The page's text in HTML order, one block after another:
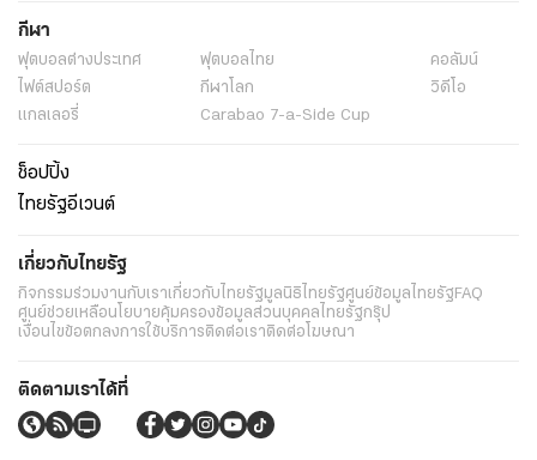
กีฬา
ฟุตบอลต่่างประเทศ ฟุตบอลไทย
คอลัมน์
ไฟต์สปอร์ต
กีฬาโลก
วิดีโอ
แกลเลอรี่
Carabao 7-a-Side Cup
ช็อปปิ้ง
ไทยรัฐอีเวนต์
เกี่ยวกับไทยรัฐ
กิจกรรมร่วมงานกับเราเกี่ยวกับไทยรัฐมูลนิธิไทยรัฐศูนย์ข้อมูลไทยรัฐFAQ
ศูนย์ช่วยเหลือนโยบายคุ้มครองข้อมูลส่วนบุคคลไทยรัฐกรุ๊ป
เงื่อนไขข้อตกลงการใช้บริการติดต่อเราติดต่อโฆษณา
ติดตามเราได้ที่